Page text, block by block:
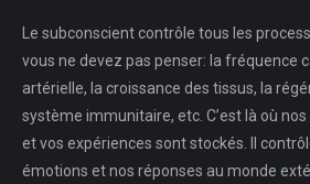
Le subconscient contrôle tous les
vous ne devez pas penser: la fréquence
artérielle, la croissance des tissus, la
système immunitaire, etc. C’est là où
et vos expériences sont stockés. Il
émotions et nos réponses au monde